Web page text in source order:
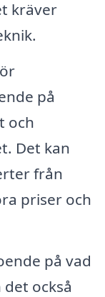
kräver
på
och
Det kan
från
priser och
på vad
det också